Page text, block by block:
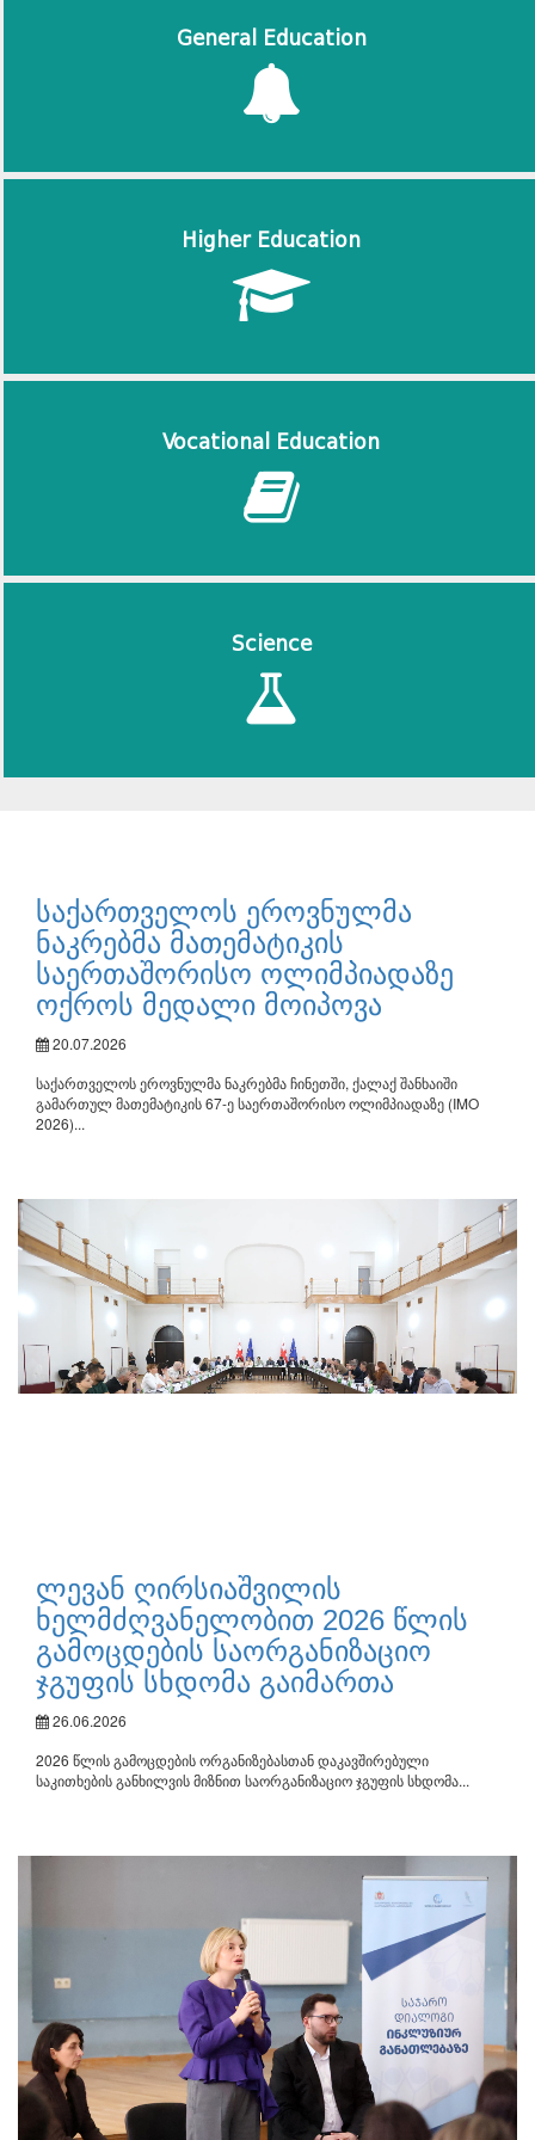
General Education
Higher Education
Vocational Education
Science
საქართველოს ეროვნულმა
ნაკრებმა მათემატიკის
საერთაშორისო ოლიმპიადაზე
ოქროს მედალი მოიპოვა
20.07.2026
საქართველოს ეროვნულმა ნაკრებმა ჩინეთში, ქალაქ შანხაიში
გამართულ მათემატიკის 67-ე საერთაშორისო ოლიმპიადაზე (IMO
2026)...
ლევან ღირსიაშვილის
ხელმძღვანელობით 2026 წლის
გამოცდების საორგანიზაციო
ჯგუფის სხდომა გაიმართა
26.06.2026
2026 წლის გამოცდების ორგანიზებასთან დაკავშირებული
საკითხების განხილვის მიზნით საორგანიზაციო ჯგუფის სხდომა...